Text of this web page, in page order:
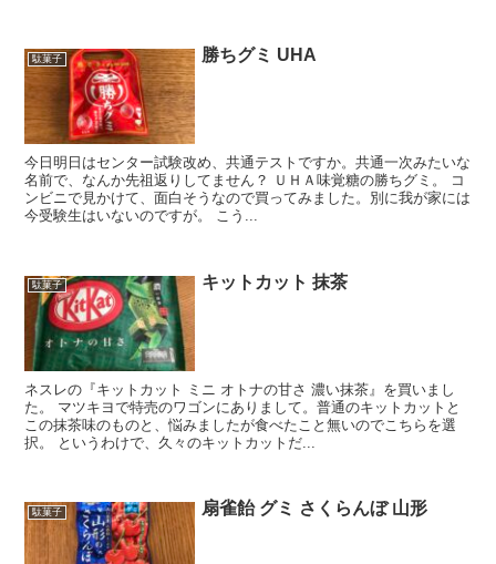
駄菓子 勝ちグミ UHA
今日明日はセンター試験改め、共通テストですか。共通一次みたいな
名前で、なんか先祖返りしてません？ ＵＨＡ味覚糖の勝ちグミ。 コ
ンビニで見かけて、面白そうなので買ってみました。別に我が家には
今受験生はいないのですが。 こう...
駄菓子 キットカット 抹茶
ネスレの『キットカット ミニ オトナの甘さ 濃い抹茶』を買いまし
た。 マツキヨで特売のワゴンにありまして。普通のキットカットと
この抹茶味のものと、悩みましたが食べたこと無いのでこちらを選
択。 というわけで、久々のキットカットだ...
駄菓子 扇雀飴 グミ さくらんぼ 山形